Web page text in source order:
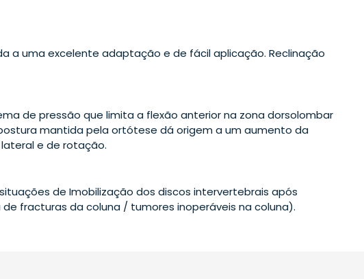
a uma excelente adaptação e de fácil aplicação. Reclinação
de pressão que limita a flexão anterior na zona dorsolombar
mantida pela ortótese dá origem a um aumento da
e de rotação.
de Imobilização dos discos intervertebrais após
fracturas da coluna / tumores inoperáveis na coluna).